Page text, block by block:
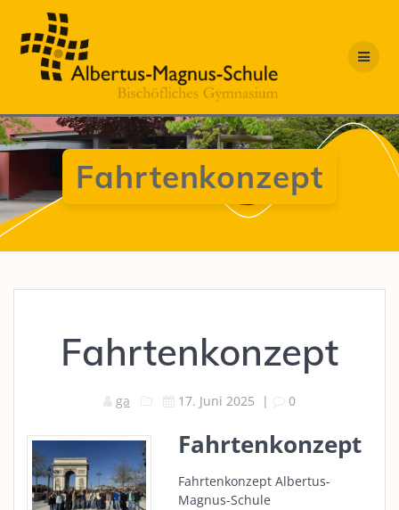
Fahrtenkonzept
Fahrtenkonzept
ga 17. Juni 2025 | 0
Fahrtenkonzept
Fahrtenkonzept Albertus-
Magnus-Schule